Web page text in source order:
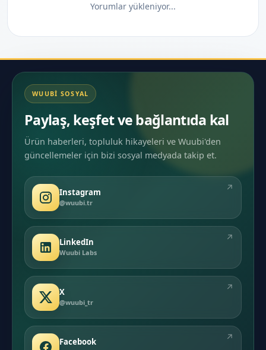
Yorumlar yükleniyor...
WUUBI SOSYAL
Paylaş, keşfet ve bağlantıda kal
Ürün haberleri, topluluk hikayeleri ve Wuubi'den
güncellemeler için bizi sosyal medyada takip et.
Instagram
@wuubi.tr
↗
LinkedIn
Wuubi Labs
↗
X
@wuubi_tr
↗
Facebook ↗